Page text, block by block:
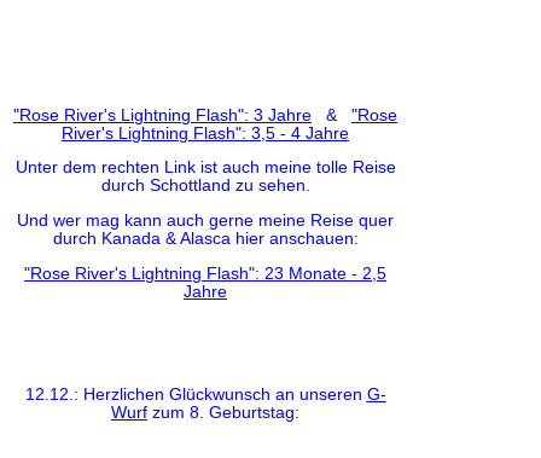
"Rose River's Lightning Flash": 3 Jahre & "Rose
River's Lightning Flash": 3,5 - 4 Jahre
Unter dem rechten Link ist auch meine tolle Reise
durch Schottland zu sehen.
Und wer mag kann auch gerne meine Reise quer
durch Kanada & Alasca hier anschauen:
"Rose River's Lightning Flash": 23 Monate - 2,5
Jahre
12.12.: Herzlichen Glückwunsch an unseren G-
Wurf zum 8. Geburtstag: